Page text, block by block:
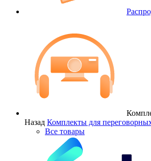
Назад Комплекты для
Все товары